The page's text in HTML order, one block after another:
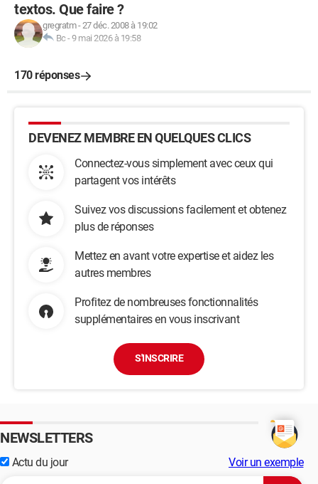
textos. Que faire ?
gregratm-27 déc. 2008 à 19:02
Bc -9 mai 2026 à 19:58
170 réponses
DEVENEZ MEMBRE EN QUELQUES CLICS
Connectez-vous simplement avec ceux qui
partagent vos intérêts
Suivez vos discussions facilement et obtenez
plus de réponses
Mettez en avant votre expertise et aidez les
autres membres
Profitez de nombreuses fonctionnalités
supplémentaires en vous inscrivant
S'INSCRIRE
NEWSLETTERS
Actu du jour Voir un exemple